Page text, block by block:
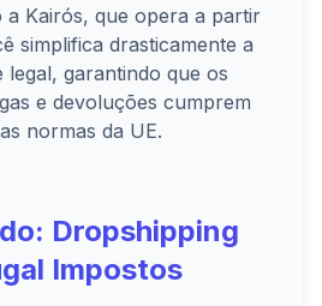
Kairós, que opera a partir
simplifica drasticamente a
legal, garantindo que os
e devoluções cumprem
normas da UE.
Dropshipping
Impostos